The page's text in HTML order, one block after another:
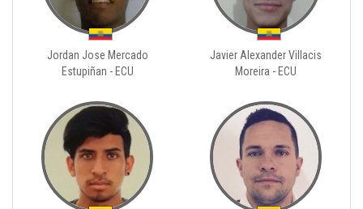
Jordan Jose Mercado
Estupiñan - ECU
Javier Alexander Villacis
Moreira - ECU